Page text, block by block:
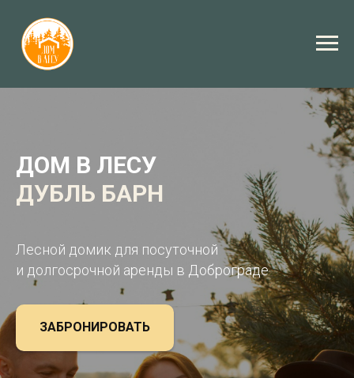
ДОМ В ЛЕСУ
ДУБЛЬ БАРН
Лесной домик для посуточной
и долгосрочной аренды в Доброграде
ЗАБРОНИРОВАТЬ